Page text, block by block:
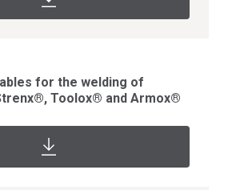
for the welding of
Toolox® and Armox®